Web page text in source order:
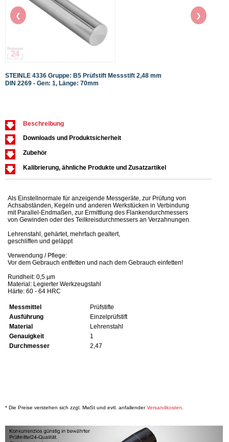
STEINLE 4336 Gruppe: B5 Prüfstift Messstift 2,48 mm
DIN 2269 - Gen: 1, Länge: 70mm
❮ ❯
Beschreibung
Downloads und Produktsicherheit
Zubehör
Kalibrierung, ähnliche Produkte und Zusatzartikel
Als Einstellnormale für anzeigende Messgeräte, zur Prüfung von
Achsabständen, Kegeln und anderen Werkstücken in Verbindung
mit Parallel-Endmaßen, zur Ermittlung des Flankendurchmessers
von Gewinden oder des Teilkreisdurchmessers an Verzahnungen.
Lehrenstahl, gehärtet, mehrfach gealtert,
geschliffen und geläppt
Verwendung / Pflege:
Vor dem Gebrauch entfetten und nach dem Gebrauch einfetten!
Rundheit: 0,5 µm
Material: Legierter Werkzeugstahl
Härte: 60 - 64 HRC
Messmittel
Prüfstifte
Ausführung
Einzelprüfstift
Material
Lehrenstahl
Genauigkeit
1
Durchmesser
2,47
* Die Preise verstehen sich zzgl. MwSt und evtl. anfallenderVersandkosten